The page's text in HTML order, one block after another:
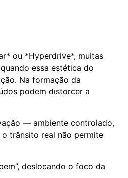
ou *Hyperdrive*, muitas
essa estética do
Na formação da
podem distorcer a
— ambiente controlado,
trânsito real não permite
deslocando o foco da